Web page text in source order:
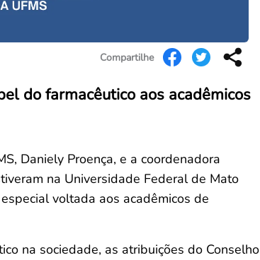
Compartilhe
do farmacêutico aos acadêmicos
Daniely Proença, e a coordenadora
na Universidade Federal de Mato
voltada aos acadêmicos de
na sociedade, as atribuições do Conselho